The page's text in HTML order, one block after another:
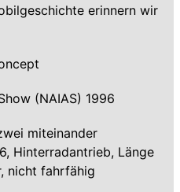
erinnern wir
(NAIAS) 1996
miteinander
Hinterradantrieb, Länge
nicht fahrfähig